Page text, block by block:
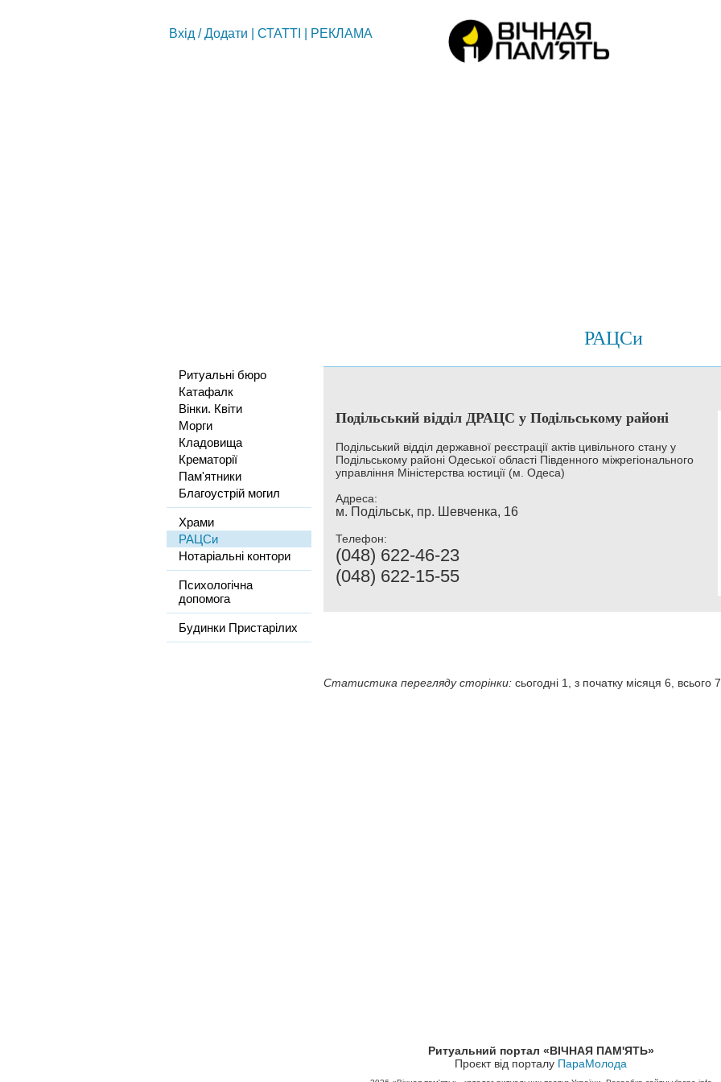
Вхід /Додати СТАТТІ РЕКЛАМА
РАЦСи
Ритуальні бюро
Катафалк
Вінки. Квіти
Морги
Кладовища
Крематорії
Пам'ятники
Благоустрій могил
Храми
РАЦСи
Нотаріальні контори
Психологічна
допомога
Будинки Пристарілих
Подільський відділ ДРАЦС у Подільському районі
Подільський відділ державної реєстрації актів цивільного стану у
Подільському районі Одеської області Південного міжрегіонального
управління Міністерства юстиції (м. Одеса)
Адреса:
м. Подільськ, пр. Шевченка, 16
Телефон:
(048) 622-46-23
(048) 622-15-55
Статистика перегляду сторінки: сьогодні 1, з початку місяця 6, всього
Ритуальний портал «ВІЧНАЯ ПАМ'ЯТЬ»
Проєкт від порталу ПараМолода